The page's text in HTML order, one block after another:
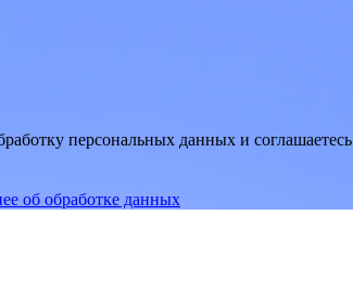
персональных данных и соглашаетесь
об обработке данных